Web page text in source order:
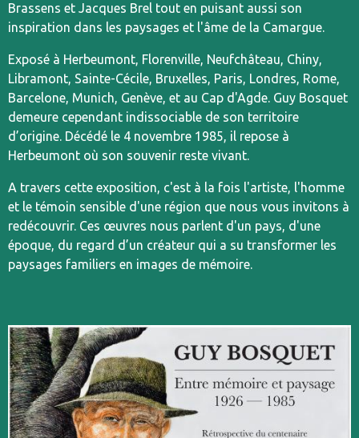
Brassens et Jacques Brel tout en puisant aussi son
inspiration dans les paysages et l'âme de la Camargue.
Exposé à Herbeumont, Florenville, Neufchâteau, Chiny,
Libramont, Sainte-Cécile, Bruxelles, Paris, Londres, Rome,
Barcelone, Munich, Genève, et au Cap d'Agde. Guy Bosquet
demeure cependant indissociable de son territoire
d’origine. Décédé le 4 novembre 1985, il repose à
Herbeumont où son souvenir reste vivant.
A travers cette exposition, c'est à la fois l'artiste, l'homme
et le témoin sensible d'une région que nous vous invitons à
redécouvrir. Ces œuvres nous parlent d'un pays, d'une
époque, du regard d’un créateur qui a su transformer les
paysages familiers en images de mémoire.